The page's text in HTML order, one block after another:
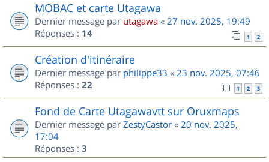
MOBAC et carte Utagawa
Dernier message par utagawa « 27 nov. 2025, 19:49
Réponses : 14 1 2
Création d'itinéraire
Dernier message par philippe33 « 23 nov. 2025, 07:46
Réponses : 22 1 2 3
Fond de Carte Utagawavtt sur Oruxmaps
Dernier message par ZestyCastor « 20 nov. 2025,
17:04
Réponses : 3